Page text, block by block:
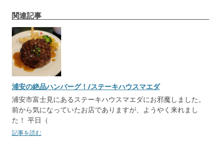
ビ
ゲ
ー
シ
ョ
ン
関連記事
浦安の絶品ハンバーグ！/ステーキハウスマエダ
浦安市富士見にあるステーキハウスマエダにお邪魔しました。
前から気になっていたお店でありますが、ようやく来れまし
た！ 平日（
記事を読む